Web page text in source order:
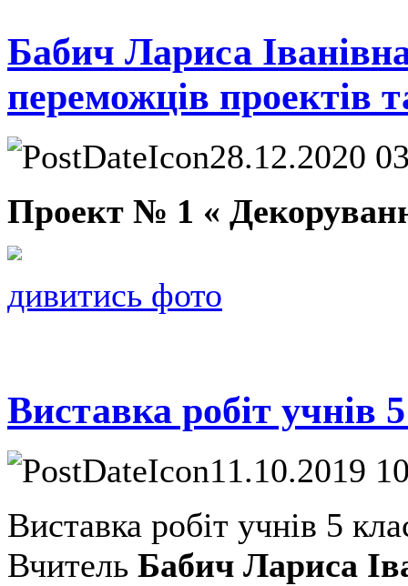
Бабич Лариса
переможців проектів
28.12.2020
Проект № 1 «
дивитись фото
Виставка робіт учнів
11.10.2019
Виставка робіт учнів 5
Вчитель Бабич Лариса